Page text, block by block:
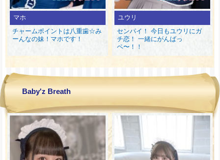
マホ
チャームポイントは八重歯☆み
ーんなの妹！マホです！
ユウリ
センパイ！ 今日もユウリにガ
チ恋！ 一緒にがんばっ
ペ〜！！
Baby'z Breath